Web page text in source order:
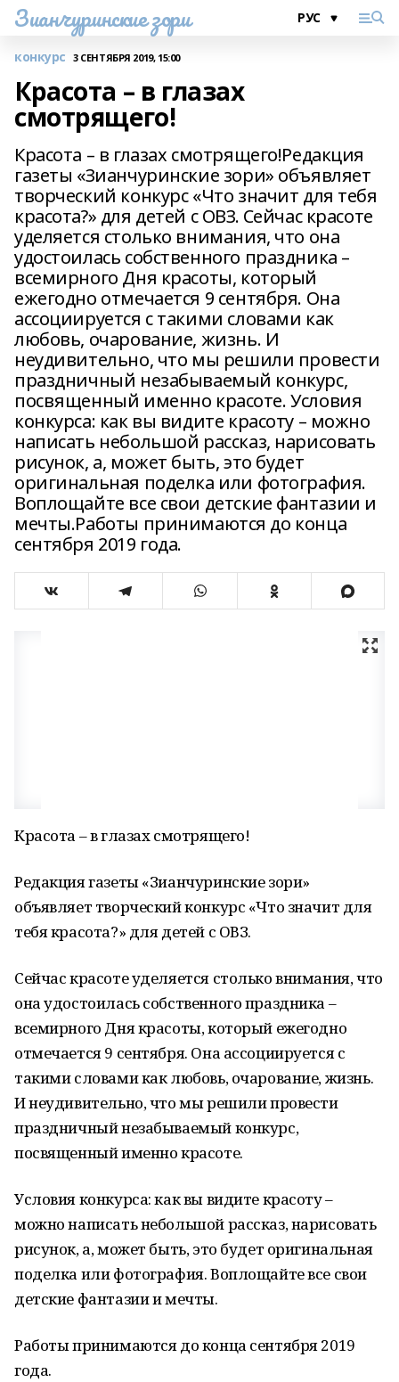
Зианчуринские зори
конкурс 3 СЕНТЯБРЯ 2019, 15:00
Красота – в глазах
смотрящего!
Красота – в глазах смотрящего!Редакция
газеты «Зианчуринские зори» объявляет
творческий конкурс «Что значит для тебя
красота?» для детей с ОВЗ. Сейчас красоте
уделяется столько внимания, что она
удостоилась собственного праздника –
всемирного Дня красоты, который
ежегодно отмечается 9 сентября. Она
ассоциируется с такими словами как
любовь, очарование, жизнь. И
неудивительно, что мы решили провести
праздничный незабываемый конкурс,
посвященный именно красоте. Условия
конкурса: как вы видите красоту – можно
написать небольшой рассказ, нарисовать
рисунок, а, может быть, это будет
оригинальная поделка или фотография.
Воплощайте все свои детские фантазии и
мечты.Работы принимаются до конца
сентября 2019 года.
Красота – в глазах смотрящего!
Редакция газеты «Зианчуринские зори»
объявляет творческий конкурс «Что значит для
тебя красота?» для детей с ОВЗ.
Сейчас красоте уделяется столько внимания, что
она удостоилась собственного праздника –
всемирного Дня красоты, который ежегодно
отмечается 9 сентября. Она ассоциируется с
такими словами как любовь, очарование, жизнь.
И неудивительно, что мы решили провести
праздничный незабываемый конкурс,
посвященный именно красоте.
Условия конкурса: как вы видите красоту –
можно написать небольшой рассказ, нарисовать
рисунок, а, может быть, это будет оригинальная
поделка или фотография. Воплощайте все свои
детские фантазии и мечты.
Работы принимаются до конца сентября 2019
года.